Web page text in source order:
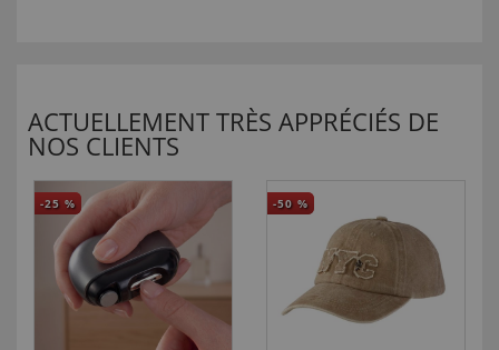
ACTUELLEMENT TRÈS APPRÉCIÉS DE
NOS CLIENTS
-25 % -50 %